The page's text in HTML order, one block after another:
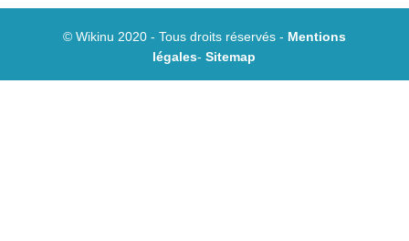
© Wikinu 2020 - Tous droits réservés - Mentions
légales-Sitemap